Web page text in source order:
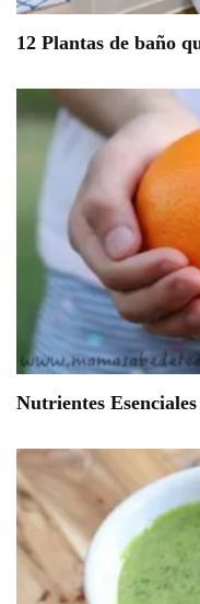
12 Plantas de baño
Nutrientes